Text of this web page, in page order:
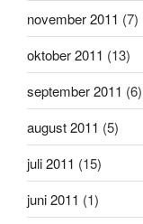
november 2011 (7)
oktober 2011 (13)
september 2011 (6)
august 2011 (5)
juli 2011 (15)
juni 2011 (1)